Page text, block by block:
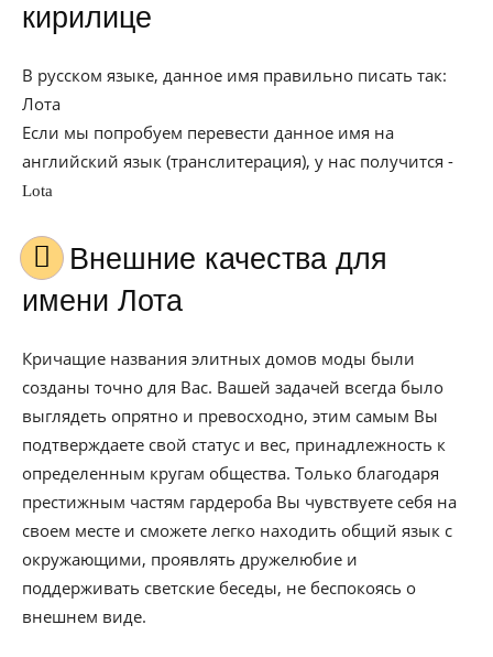
кирилице
В русском языке, данное имя правильно писать так:
Лота
Если мы попробуем перевести данное имя на
английский язык (транслитерация), у нас получится -
Lota
Внешние качества для
имени Лота
Кричащие названия элитных домов моды были
созданы точно для Вас. Вашей задачей всегда было
выглядеть опрятно и превосходно, этим самым Вы
подтверждаете свой статус и вес, принадлежность к
определенным кругам общества. Только благодаря
престижным частям гардероба Вы чувствуете себя на
своем месте и сможете легко находить общий язык с
окружающими, проявлять дружелюбие и
поддерживать светские беседы, не беспокоясь о
внешнем виде.